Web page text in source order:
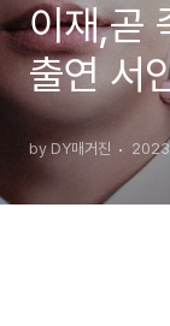
이재,곧
출연 서
거리 몇
by DY매거진